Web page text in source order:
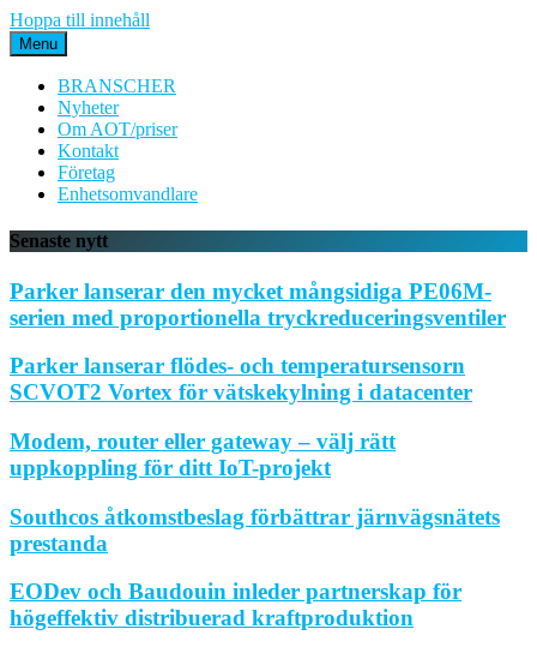
Hoppa till innehåll
Menu
BRANSCHER
Nyheter
Om AOT/priser
Kontakt
Företag
Enhetsomvandlare
Senaste nytt
Parker lanserar den mycket mångsidiga PE06M-
serien med proportionella tryckreduceringsventiler
Parker lanserar flödes- och temperatursensorn
SCVOT2 Vortex för vätskekylning i datacenter
Modem, router eller gateway – välj rätt
uppkoppling för ditt IoT-projekt
Southcos åtkomstbeslag förbättrar järnvägsnätets
prestanda
EODev och Baudouin inleder partnerskap för
högeffektiv distribuerad kraftproduktion